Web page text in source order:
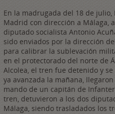
En la madrugada del 18 de
Madrid con dirección a Málaga,
diputado socialista Antonio
sido enviados por la dirección
para calibrar la sublevación
en el protectorado del norte de
Alcolea, el tren fue detenido y
ya avanzada la mañana,
mando de un capitán de
tren, detuvieron a los dos
Málaga, siendo trasladados los